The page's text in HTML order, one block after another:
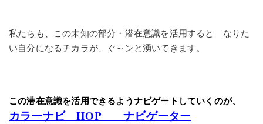
私たちも、この未知の部分・潜在意識を活用すると なりた
い自分になるチカラが、ぐ～ンと湧いてきます。
この潜在意識を活用できるようナビゲートしていくのが、
カラーナビ HOP ナビゲーター